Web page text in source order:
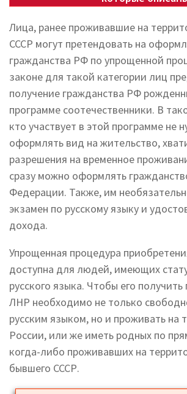
Лица, ранее проживавшие на
СССР могут претендовать на
гражданства РФ по упрощенной
законе для такой категории лиц
получение гражданства РФ
программе соотечественники. В
кто участвует в этой программе не
оформлять вид на жительство,
разрешения на временное
сразу можно оформлять
Федерации. Также, им
экзамен по русскому языку и
дохода.
Упрощенная процедура
доступна для людей, имеющих
русского языка. Чтобы его
ЛНР необходимо не только
русским языком, но и проживать на
России, или же иметь родных по
когда-либо проживавших на
бывшего СССР.